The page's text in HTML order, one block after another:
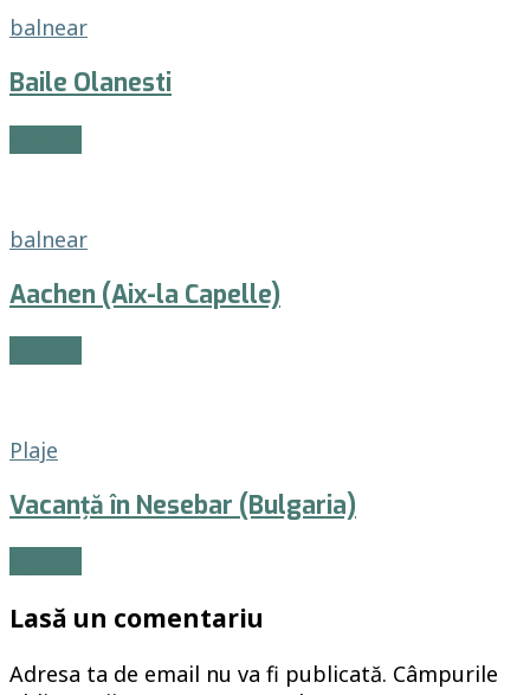
balnear
Baile Olanesti
balnear
Aachen (Aix-la Capelle)
Plaje
Vacanță în Nesebar (Bulgaria)
Lasă un comentariu
Adresa ta de email nu va fi publicată. Câmpurile